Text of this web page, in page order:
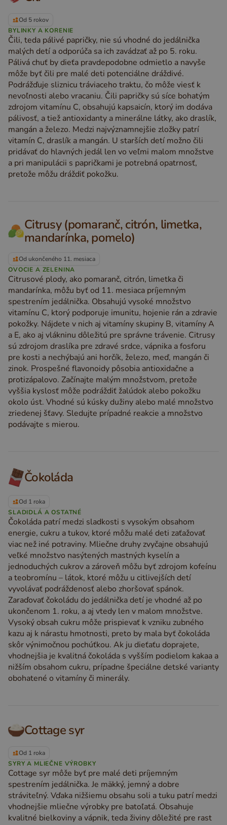
Od 5 rokov
BYLINKY A KORENIE
Čili, teda pálivé papričky, nie sú vhodné do jedálnička
malých detí a odporúča sa ich zavádzať až po 5. roku.
Pálivá chuť by dieťa pravdepodobne odmietlo a navyše
môže byť čili pre malé deti potenciálne dráždivé.
Podrážďuje sliznicu tráviaceho traktu, čo môže viesť k
nevoľnosti alebo vracaniu. Čili papričky sú síce bohatým
zdrojom vitamínu C, obsahujú kapsaicín, ktorý im dodáva
pálivosť, a tiež antioxidanty a minerálne látky, ako draslík,
mangán a železo. Medzi najvýznamnejšie zložky patrí
vitamín C, draslík a mangán. U starších detí možno čili
pridávať do hlavných jedál len vo veľmi malom množstve
a pri manipulácii s papričkami je potrebná opatrnosť,
pretože môžu dráždiť pokožku.
Citrusy (pomaranč, citrón, limetka,
mandarínka, pomelo)
Od ukončeného 11. mesiaca
OVOCIE A ZELENINA
Citrusové plody, ako pomaranč, citrón, limetka či
mandarínka, môžu byť od 11. mesiaca príjemným
spestrením jedálnička. Obsahujú vysoké množstvo
vitamínu C, ktorý podporuje imunitu, hojenie rán a zdravie
pokožky. Nájdete v nich aj vitamíny skupiny B, vitamíny A
a E, ako aj vlákninu dôležitú pre správne trávenie. Citrusy
sú zdrojom draslíka pre zdravé srdce, vápnika a fosforu
pre kosti a nechýbajú ani horčík, železo, meď, mangán či
zinok. Prospešné flavonoidy pôsobia antioxidačne a
protizápalovo. Začínajte malým množstvom, pretože
vyššia kyslosť môže podráždiť žalúdok alebo pokožku
okolo úst. Vhodné sú kúsky dužiny alebo malé množstvo
zriedenej šťavy. Sledujte prípadné reakcie a množstvo
podávajte s mierou.
Čokoláda
Od 1 roka
SLADIDLÁ A OSTATNÉ
Čokoláda patrí medzi sladkosti s vysokým obsahom
energie, cukru a tukov, ktoré môžu malé deti zaťažovať
viac než iné potraviny. Mliečne druhy zvyčajne obsahujú
veľké množstvo nasýtených mastných kyselín a
jednoduchých cukrov a zároveň môžu byť zdrojom kofeínu
a teobromínu – látok, ktoré môžu u citlivejších detí
vyvolávať podráždenosť alebo zhoršovať spánok.
Zaraďovať čokoládu do jedálnička detí je vhodné až po
ukončenom 1. roku, a aj vtedy len v malom množstve.
Vysoký obsah cukru môže prispievať k vzniku zubného
kazu aj k nárastu hmotnosti, preto by mala byť čokoláda
skôr výnimočnou pochúťkou. Ak ju dieťaťu doprajete,
vhodnejšia je kvalitná čokoláda s vyšším podielom kakaa a
nižším obsahom cukru, prípadne špeciálne detské varianty
obohatené o vitamíny či minerály.
Cottage syr
Od 1 roka
SYRY A MLIEČNE VÝROBKY
Cottage syr môže byť pre malé deti príjemným
spestrením jedálnička. Je mäkký, jemný a dobre
stráviteľný. Vďaka nižšiemu obsahu soli a tuku patrí medzi
vhodnejšie mliečne výrobky pre batoľatá. Obsahuje
kvalitné bielkoviny a vápnik, teda živiny dôležité pre rast